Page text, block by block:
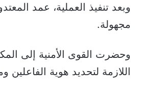
وبعد تنفيذ العملية، عمد
مجهولة.
وحضرت القوى الأمنية إلى
اللازمة لتحديد هوية الفاعلين